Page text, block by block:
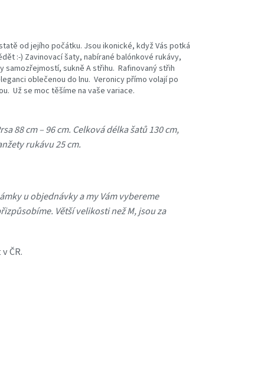
od jejího počátku. Jsou ikonické, když Vás potká
:-) Zavinovací šaty, nabírané balónkové rukávy,
samozřejmostí, sukně A střihu. Rafinovaný střih
oblečenou do lnu. Veronicy přímo volají po
Už se moc těšíme na vaše variace.
88 cm – 96 cm. Celková délka šatů 130 cm,
rukávu 25 cm.
u objednávky a my Vám vybereme
Větší velikosti než M, jsou za
ČR.